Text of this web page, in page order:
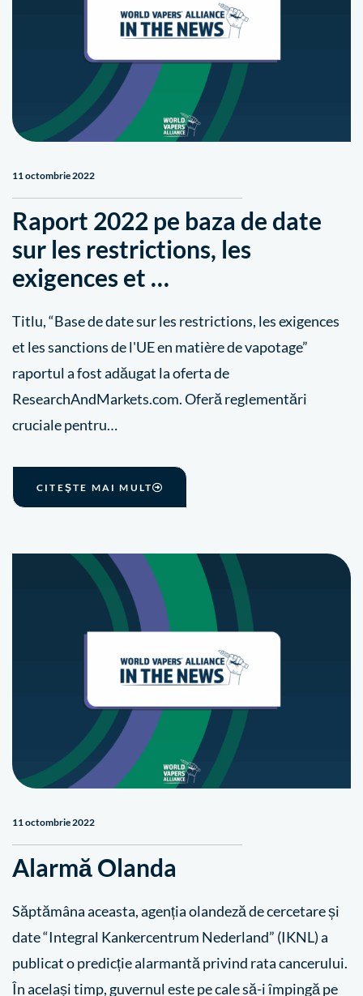
11 octombrie 2022
Raport 2022 pe baza de date
sur les restrictions, les
exigences et …
Titlu, “Base de date sur les restrictions, les exigences
et les sanctions de l'UE en matière de vapotage”
raportul a fost adăugat la oferta de
ResearchAndMarkets.com. Oferă reglementări
cruciale pentru…
CITEŞTE MAI MULT
11 octombrie 2022
Alarmă Olanda
Săptămâna aceasta, agenția olandeză de cercetare și
date “Integral Kankercentrum Nederland” (IKNL) a
publicat o predicție alarmantă privind rata cancerului.
În același timp, guvernul este pe cale să-i împingă pe